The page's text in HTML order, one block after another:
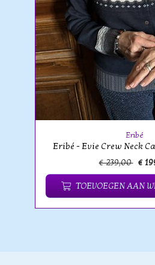
Eribé
Eribé - Evie Crew Neck
€ 239,00 €
TOEVOEGEN AAN